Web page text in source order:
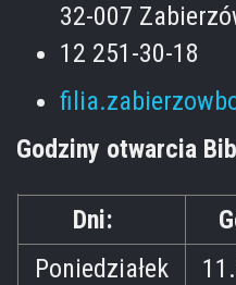
32-007
12 251-30-18
Godziny otwarcia
Dni:
Poniedziałek